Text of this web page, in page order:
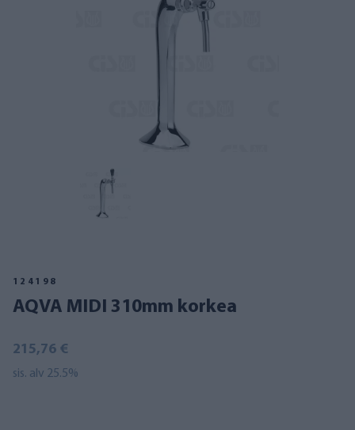
124198
AQVA MIDI 310mm korkea
215,76 €
sis. alv 25.5%